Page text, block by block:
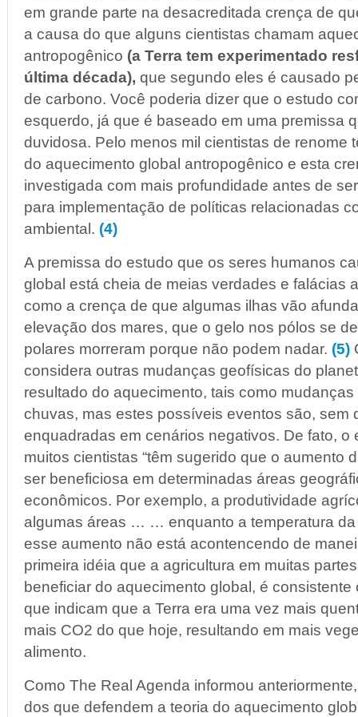
em grande parte na desacreditada crença de
a causa do que alguns cientistas chamam
antropogênico (a Terra tem experimentado
última década), que segundo eles é causado
de carbono. Você poderia dizer que o estudo
esquerdo, já que é baseado em uma premissa
duvidosa. Pelo menos mil cientistas de renome
do aquecimento global antropogênico e esta
investigada com mais profundidade antes de
para implementação de políticas relacionadas
ambiental. (4)
A premissa do estudo que os seres humanos
global está cheia de meias verdades e falácias
como a crença de que algumas ilhas vão
elevação dos mares, que o gelo nos pólos se
polares morreram porque não podem nadar. (5)
considera outras mudanças geofísicas do
resultado do aquecimento, tais como
chuvas, mas estes possíveis eventos são, sem
enquadradas em cenários negativos. De fato, o
muitos cientistas “têm sugerido que o aumento
ser beneficiosa em determinadas áreas
econômicos. Por exemplo, a produtividade
algumas áreas … … enquanto a temperatura
esse aumento não está acontencendo de
primeira idéia que a agricultura em muitas
beneficiar do aquecimento global, é
que indicam que a Terra era uma vez mais
mais CO2 do que hoje, resultando em mais
alimento.
Como The Real Agenda informou
dos que defendem a teoria do aquecimento